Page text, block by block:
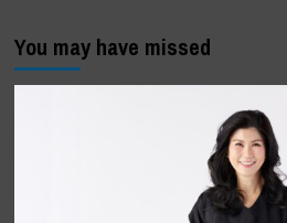
You may have missed